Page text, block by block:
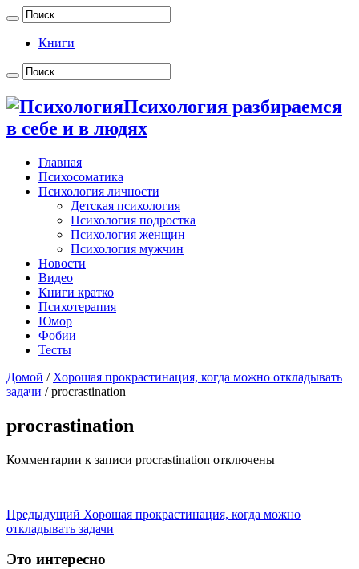
Книги
Психология разбираемся
в себе и в людях
Главная
Психосоматика
Психология личности
Детская психология
Психология подростка
Психология женщин
Психология мужчин
Новости
Видео
Книги кратко
Психотерапия
Юмор
Фобии
Тесты
Домой / Хорошая прокрастинация, когда можно откладывать
задачи / procrastination
procrastination
Комментарии к записи procrastination отключены
Предыдущий Хорошая прокрастинация, когда можно
откладывать задачи
Это интересно